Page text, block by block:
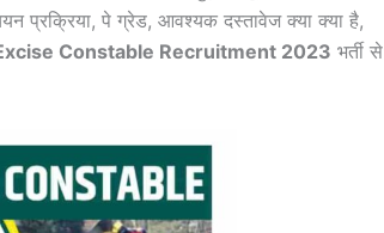
प्रक्रिया, पे ग्रेड, आवश्यक दस्तावेज क्या क्या है,
Constable Recruitment 2023 भर्ती से